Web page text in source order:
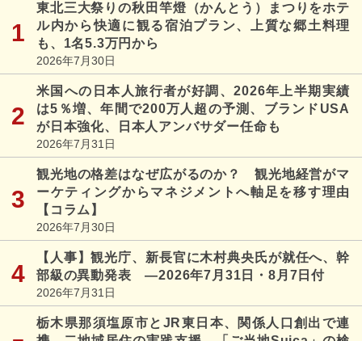
東北三大祭りの秋田竿燈（かんとう）まつりをホテ
ル内から快適に観る宿泊プラン、上質な郷土料理
も、1名5.3万円から
2026年7月30日
米国への日本人旅行者が好調、2026年上半期実績
は5％増、年間で200万人超の予測、ブランドUSA
が日本強化、日本人アンバサダー任命も
2026年7月31日
観光地の格差はなぜ広がるのか？ 観光地経営がマ
ーケティングからマネジメントへ軸足を移す理由
【コラム】
2026年7月30日
【人事】観光庁、新長官に木村典央氏が就任へ、幹
部級の異動発表 ―2026年7月31日・8月7日付
2026年7月31日
栃木県那須塩原市とJR東日本、関係人口創出で連